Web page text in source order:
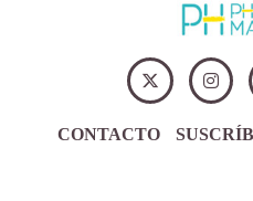
CONTACTO